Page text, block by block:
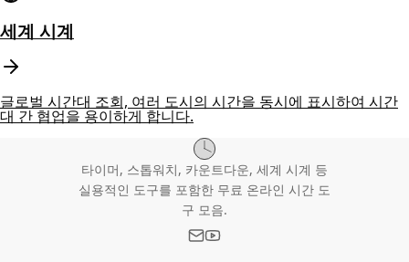
세계 시계
글로벌 시간대 조회, 여러 도시의 시간을 동시에 표시하여 시간
대 간 협업을 용이하게 합니다.
타이머, 스톱워치, 카운트다운, 세계 시계 등
실용적인 도구를 포함한 무료 온라인 시간 도
구 모음.